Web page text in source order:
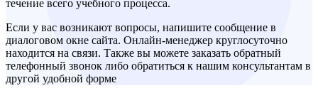
течение всего учебного процесса.
Если у вас возникают вопросы, напишите сообщение в
диалоговом окне сайта. Онлайн-менеджер круглосуточно
находится на связи. Также вы можете заказать обратный
телефонный звонок либо обратиться к нашим консультантам в
другой удобной форме